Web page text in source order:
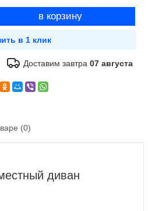
Доставим завтра07 августа
(0)
диван